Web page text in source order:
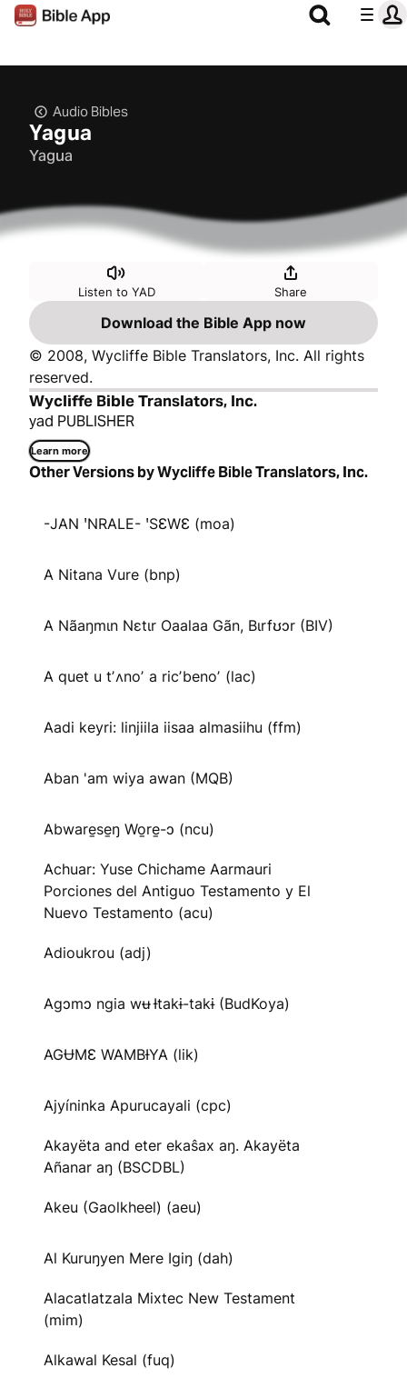
Audio Bibles
Yagua
Yagua
Listen to YAD Share
Download the Bible App now
© 2008, Wycliffe Bible Translators, Inc. All rights
reserved.
Wycliffe Bible Translators, Inc.
yad PUBLISHER
Learn more
Other Versions by Wycliffe Bible Translators, Inc.
-JAN ꞌNRALE- ꞌSƐWƐ (moa)
A Nitana Vure (bnp)
A Nãaŋmɩn Nɛtɩr Oaalaa Gãn, Bɩrfʊɔr (BIV)
A quet u tʼʌnoʼ a ricʼbenoʼ (lac)
Aadi keyri: linjiila iisaa almasiihu (ffm)
Aban 'am wiya awan (MQB)
Abware̱se̱ŋ Wo̱re̱-ɔ (ncu)
Achuar: Yuse Chichame Aarmauri
Porciones del Antiguo Testamento y El
Nuevo Testamento (acu)
Adioukrou (adj)
Agɔmɔ ngia wʉ Ɨtakɨ-takɨ (BudKoya)
AGɄMƐ WAMBƗYA (lik)
Ajyíninka Apurucayali (cpc)
Akayëta and eter ekaŝax aŋ. Akayëta
Añanar aŋ (BSCDBL)
Akeu (Gaolkheel) (aeu)
Al Kuruŋyen Mere Igiŋ (dah)
Alacatlatzala Mixtec New Testament
(mim)
Alkawal Kesal (fuq)